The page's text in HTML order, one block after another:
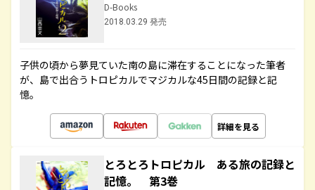
D-Books
2018.03.29 発売
子供の頃から夢見ていた南の島に滞在することになった筆者
が、島で出合うトロピカルでマジカルな45日間の記録と記
憶。
詳細を見る
とろとろトロピカル ある旅の記録と
記憶。 第3巻